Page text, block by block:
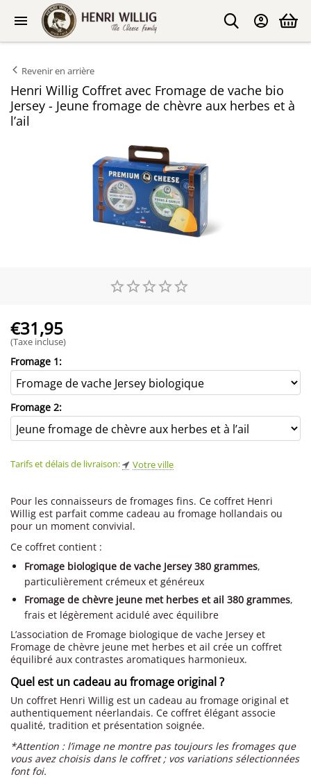
Revenir en arrière
Henri Willig Coffret avec Fromage de vache bio
Jersey - Jeune fromage de chèvre aux herbes et à
l’ail
€31,95
(Taxe incluse)
Fromage 1:
Fromage 2:
Tarifs et délais de livraison: Votre ville
Pour les connaisseurs de fromages fins. Ce coffret Henri
Willig est parfait comme cadeau au fromage hollandais ou
pour un moment convivial.
Ce coffret contient :
Fromage biologique de vache Jersey 380 grammes,
particulièrement crémeux et généreux
Fromage de chèvre jeune met herbes et ail 380 grammes,
frais et légèrement acidulé avec équilibre
L’association de Fromage biologique de vache Jersey et
Fromage de chèvre jeune met herbes et ail crée un coffret
équilibré aux contrastes aromatiques harmonieux.
Quel est un cadeau au fromage original ?
Un coffret Henri Willig est un cadeau au fromage original et
authentiquement néerlandais. Ce coffret élégant associe
qualité, tradition et présentation soignée.
*Attention : l’image ne montre pas toujours les fromages que
vous avez choisis dans le coffret ; vos variations sélectionnées
font foi.